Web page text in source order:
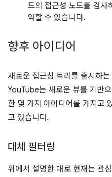
드의 접근성 노드를 검사
악할 수 있습니다.
향후 아이디어
새로운 접근성 트리를 출시하
YouTube는 새로운 뷰를 기반
한 몇 가지 아이디어를 가지고
고 있습니다.
대체 필터링
위에서 설명한 대로 현재는 관